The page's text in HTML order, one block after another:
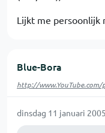
Lijkt me persoonlijk
Blue-Bora
http://www.YouTube.com/
dinsdag 11 januari